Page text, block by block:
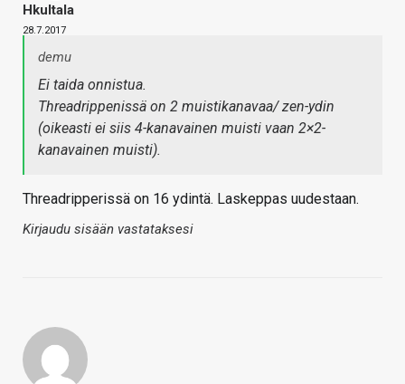
Hkultala
28.7.2017
demu
Ei taida onnistua.
Threadrippenissä on 2 muistikanavaa/ zen-ydin
(oikeasti ei siis 4-kanavainen muisti vaan 2×2-
kanavainen muisti).
Threadripperissä on 16 ydintä. Laskeppas uudestaan.
Kirjaudu sisään vastataksesi